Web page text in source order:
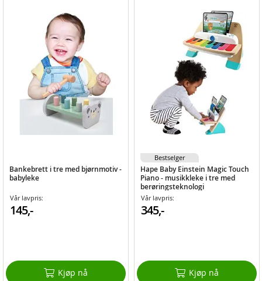
Bankebrett i tre med bjørnmotiv -
babyleke
Vår lavpris:
145,-
Kjøp nå
Hape Baby Einstein Magic Touch
Piano - musikkleke i tre med
berøringsteknologi
Vår lavpris:
345,-
Kjøp nå
Bestselger